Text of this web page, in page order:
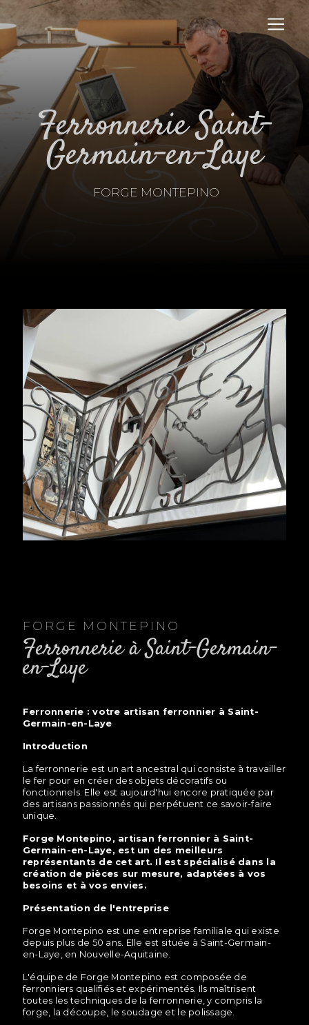
ferronnerie Saint-
Germain-en-Laye
FORGE MONTEPINO
FORGE MONTEPINO
ferronnerie à Saint-Germain-
en-Laye
ferronnerie : votre artisan ferronnier à Saint-
Germain-en-Laye
Introduction
La ferronnerie est un art ancestral qui consiste à travailler
le fer pour en créer des objets décoratifs ou
fonctionnels. Elle est aujourd'hui encore pratiquée par
des artisans passionnés qui perpétuent ce savoir-faire
unique.
Forge Montepino, artisan ferronnier à Saint-
Germain-en-Laye, est un des meilleurs
représentants de cet art. Il est spécialisé dans la
création de pièces sur mesure, adaptées à vos
besoins et à vos envies.
Présentation de l'entreprise
Forge Montepino est une entreprise familiale qui existe
depuis plus de 50 ans. Elle est située à Saint-Germain-
en-Laye, en Nouvelle-Aquitaine.
L'équipe de Forge Montepino est composée de
ferronniers qualifiés et expérimentés. Ils maîtrisent
toutes les techniques de la ferronnerie, y compris la
forge, la découpe, le soudage et le polissage.
Panneau de gestion des cookies